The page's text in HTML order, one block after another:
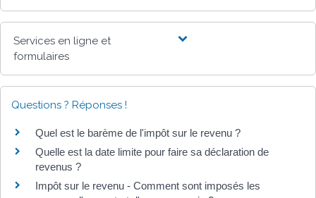
Services en ligne et
formulaires
Questions ? Réponses !
Quel est le barème de l'impôt sur le revenu ?
Quelle est la date limite pour faire sa déclaration de
revenus ?
Impôt sur le revenu - Comment sont imposés les